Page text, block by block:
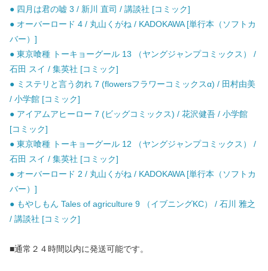
● 四月は君の嘘 3 / 新川 直司 / 講談社 [コミック]
● オーバーロード 4 / 丸山くがね / KADOKAWA [単行本（ソフトカ
バー）]
● 東京喰種 トーキョーグール 13 （ヤングジャンプコミックス） /
石田 スイ / 集英社 [コミック]
● ミステリと言う勿れ 7 (flowersフラワーコミックスα) / 田村由美
/ 小学館 [コミック]
● アイアムアヒーロー 7 (ビッグコミックス) / 花沢健吾 / 小学館
[コミック]
● 東京喰種 トーキョーグール 12 （ヤングジャンプコミックス） /
石田 スイ / 集英社 [コミック]
● オーバーロード 2 / 丸山くがね / KADOKAWA [単行本（ソフトカ
バー）]
● もやしもん Tales of agriculture 9 （イブニングKC） / 石川 雅之
/ 講談社 [コミック]
■通常２４時間以内に発送可能です。